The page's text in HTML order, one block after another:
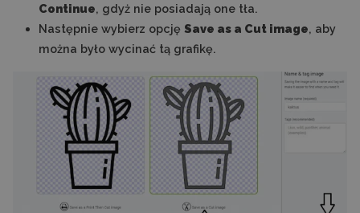
Continue, gdyż nie posiadają one tła.
Następnie wybierz opcję Save as a Cut image, aby
można było wycinać tą grafikę.